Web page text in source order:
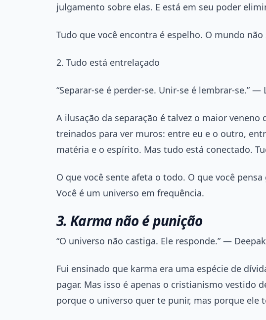
julgamento sobre elas. E está em seu poder
Tudo que você encontra é espelho. O mundo
2. Tudo está entrelaçado
“Separar-se é perder-se. Unir-se é lembrar-se.” —
A ilusação da separação é talvez o maior veneno
treinados para ver muros: entre eu e o outro,
matéria e o espírito. Mas tudo está conectado.
O que você sente afeta o todo. O que você
Você é um universo em frequência.
3. Karma não é punição
“O universo não castiga. Ele responde.” —
Fui ensinado que karma era uma espécie de
pagar. Mas isso é apenas o cristianismo vestido
porque o universo quer te punir, mas porque ele